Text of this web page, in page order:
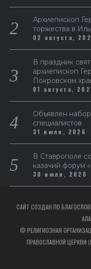
Архиепископ
торжества в
02 августа,
В праздник
архиепископ
Покровском
01 августа,
Объявлен
специалистов
31 июля, 2026
В Ставрополе
казачий форум
30 июля, 2026
САЙТ СОЗДАН ПО
© РЕЛИГИОЗНАЯ
ПРАВОСЛАВНОЙ ЦЕРКВИ